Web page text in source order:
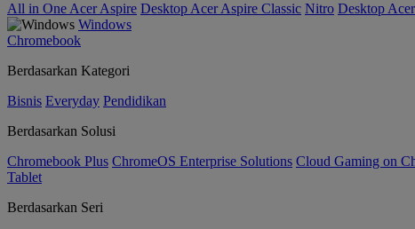
All in One Acer Aspire Desktop Acer Aspire Classic Nitro Desktop
Windows
Chromebook
Berdasarkan Kategori
Bisnis Everyday Pendidikan
Berdasarkan Solusi
Chromebook Plus ChromeOS Enterprise Solutions Cloud Gaming on
Tablet
Berdasarkan Seri